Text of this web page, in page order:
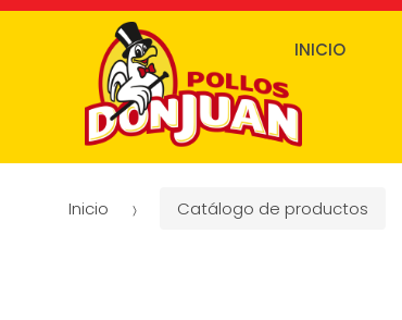
INICIO
Inicio Catálogo de productos